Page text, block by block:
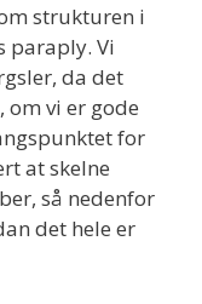
strukturen i
paraply. Vi
da det
om vi er gode
for
at skelne
så nedenfor
det hele er